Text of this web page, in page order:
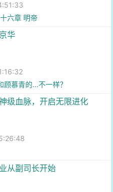
六章 明帝
华
顾慕青的...不一样？
级血脉，开启无限进化
从副司长开始